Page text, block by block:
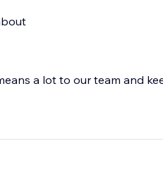
a lot to our team and